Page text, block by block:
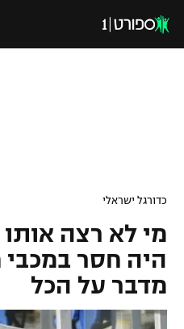
ליגה לאומית
גביע הטוטו
כדורגל עולמי
ליגת האלופות
ליגה אירופית
ליגה אנגלית
כדורסל ישראלי
ליגת ווינר סל
כדורסל עולמי
כדורגל ישראלי
מי לא רצה
היה חסר במכבי
מדבר על הכל